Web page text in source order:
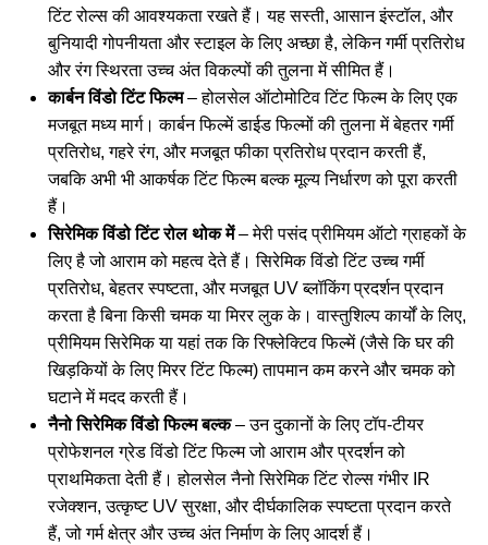
टिंट रोल्स की आवश्यकता रखते हैं। यह सस्ती, आसान इंस्टॉल, और
बुनियादी गोपनीयता और स्टाइल के लिए अच्छा है, लेकिन गर्मी प्रतिरोध
और रंग स्थिरता उच्च अंत विकल्पों की तुलना में सीमित हैं।
कार्बन विंडो टिंट फिल्म– होलसेल ऑटोमोटिव टिंट फिल्म के लिए एक
मजबूत मध्य मार्ग। कार्बन फिल्में डाईड फिल्मों की तुलना में बेहतर गर्मी
प्रतिरोध, गहरे रंग, और मजबूत फीका प्रतिरोध प्रदान करती हैं,
जबकि अभी भी आकर्षक टिंट फिल्म बल्क मूल्य निर्धारण को पूरा करती
हैं।
सिरेमिक विंडो टिंट रोल थोक में– मेरी पसंद प्रीमियम ऑटो ग्राहकों के
लिए है जो आराम को महत्व देते हैं। सिरेमिक विंडो टिंट उच्च गर्मी
प्रतिरोध, बेहतर स्पष्टता, और मजबूत UV ब्लॉकिंग प्रदर्शन प्रदान
करता है बिना किसी चमक या मिरर लुक के। वास्तुशिल्प कार्यों के लिए,
प्रीमियम सिरेमिक या यहां तक कि रिफ्लेक्टिव फिल्में (जैसे किघर की
खिड़कियों के लिए मिरर टिंट फिल्म) तापमान कम करने और चमक को
घटाने में मदद करती हैं।
नैनो सिरेमिक विंडो फिल्म बल्क– उन दुकानों के लिए टॉप-टीयर
प्रोफेशनल ग्रेड विंडो टिंट फिल्म जो आराम और प्रदर्शन को
प्राथमिकता देती हैं। होलसेल नैनो सिरेमिक टिंट रोल्स गंभीर IR
रजेक्शन, उत्कृष्ट UV सुरक्षा, और दीर्घकालिक स्पष्टता प्रदान करते
हैं, जो गर्म क्षेत्र और उच्च अंत निर्माण के लिए आदर्श हैं।